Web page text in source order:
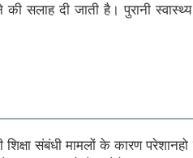
सलाह दी जाती है। पुरानी
संबंधी मामलों के कारण